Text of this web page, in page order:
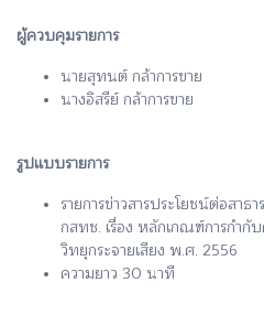
ผู้ควบคุมรายการ
นายสุทนต์ กล้าการขาย
นางอิสรีย์ กล้าการขาย
รูปแบบรายการ
รายการข่าวสารประโยชน์ต่อสา
กสทช. เรื่อง หลักเกณฑ์การกำกั
วิทยุกระจายเสียง พ.ศ. 2556
ความยาว 30 นาที